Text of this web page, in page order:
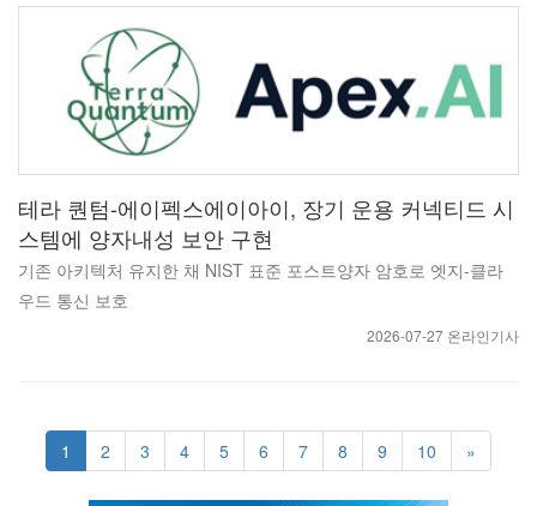
테라 퀀텀-에이펙스에이아이, 장기 운용 커넥티드 시
스템에 양자내성 보안 구현
기존 아키텍처 유지한 채 NIST 표준 포스트양자 암호로 엣지-클라
우드 통신 보호
2026-07-27 온라인기사
1 2 3 4 5 6 7 8 9 10 »